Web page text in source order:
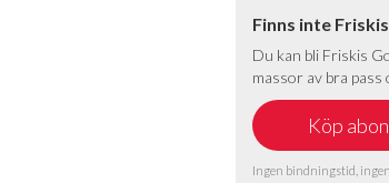
Finns inte
Du kan bli Friskis
massor av bra pass
Ingen bindningstid,